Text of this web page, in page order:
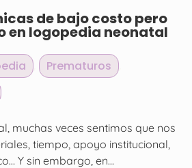
de bajo costo pero
en logopedia neonatal
Prematuros
muchas veces sentimos que nos
tiempo, apoyo institucional,
Y sin embargo, en...